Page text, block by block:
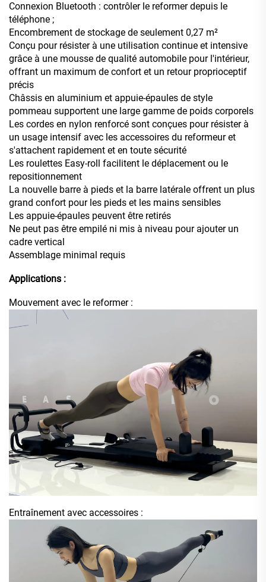
Connexion Bluetooth : contrôler le reformer depuis le
téléphone ;
Encombrement de stockage de seulement 0,27 m²
Conçu pour résister à une utilisation continue et intensive
grâce à une mousse de qualité automobile pour l'intérieur,
offrant un maximum de confort et un retour proprioceptif
précis
Châssis en aluminium et appuie-épaules de style
pommeau supportent une large gamme de poids corporels
Les cordes en nylon renforcé sont conçues pour résister à
un usage intensif avec les accessoires du reformeur et
s'attachent rapidement et en toute sécurité
Les roulettes Easy-roll facilitent le déplacement ou le
repositionnement
La nouvelle barre à pieds et la barre latérale offrent un plus
grand confort pour les pieds et les mains sensibles
Les appuie-épaules peuvent être retirés
Ne peut pas être empilé ni mis à niveau pour ajouter un
cadre vertical
Assemblage minimal requis
Applications :
Mouvement avec le reformer :
Entraînement avec accessoires :